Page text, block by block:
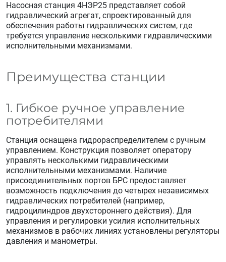
Насосная станция 4НЭР25 представляет собой
гидравлический агрегат, спроектированный для
обеспечения работы гидравлических систем, где
требуется управление несколькими гидравлическими
исполнительными механизмами.
Преимущества станции
1. Гибкое ручное управление
потребителями
Станция оснащена гидрораспределителем с ручным
управлением. Конструкция позволяет оператору
управлять несколькими гидравлическими
исполнительными механизмами. Наличие
присоединительных портов БРС предоставляет
возможность подключения до четырех независимых
гидравлических потребителей (например,
гидроцилиндров двухстороннего действия). Для
управления и регулировки усилия исполнительных
механизмов в рабочих линиях установлены регуляторы
давления и манометры.